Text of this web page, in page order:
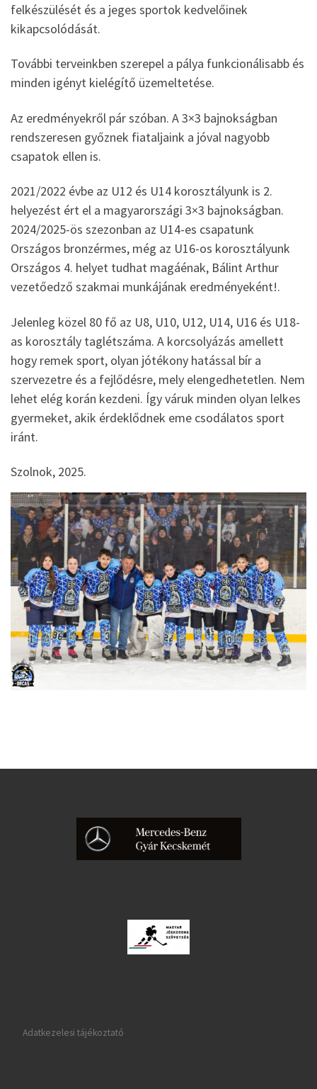
felkészülését és a jeges sportok kedvelőinek
kikapcsolódását.
További terveinkben szerepel a pálya funkcionálisabb és
minden igényt kielégítő üzemeltetése.
Az eredményekről pár szóban. A 3×3 bajnokságban
rendszeresen győznek fiataljaink a jóval nagyobb
csapatok ellen is.
2021/2022 évbe az U12 és U14 korosztályunk is 2.
helyezést ért el a magyarországi 3×3 bajnokságban.
2024/2025-ös szezonban az U14-es csapatunk
Országos bronzérmes, még az U16-os korosztályunk
Országos 4. helyet tudhat magáénak, Bálint Arthur
vezetőedző szakmai munkájának eredményeként!.
Jelenleg közel 80 fő az U8, U10, U12, U14, U16 és U18-
as korosztály taglétszáma. A korcsolyázás amellett
hogy remek sport, olyan jótékony hatással bír a
szervezetre és a fejlődésre, mely elengedhetetlen. Nem
lehet elég korán kezdeni. Így váruk minden olyan lelkes
gyermeket, akik érdeklődnek eme csodálatos sport
iránt.
Szolnok, 2025.
Adatkezelesi tájékoztató